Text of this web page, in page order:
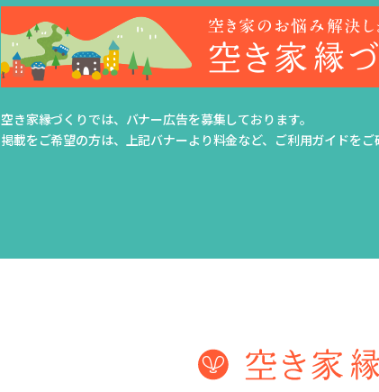
空き家縁づくりでは、バナー広告を募集しております。
掲載をご希望の方は、上記バナーより料金など、ご利用ガイドを